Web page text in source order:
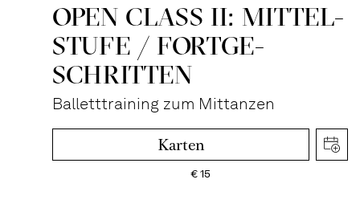
OPEN CLASS II: MITTEL­
STUFE / FORT­GE­
SCHRITTEN
Balletttraining zum Mittanzen
Karten
€15